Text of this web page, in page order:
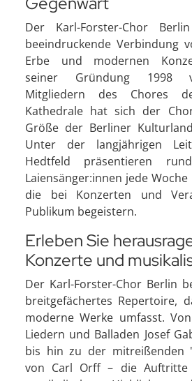
Der Karl-Forster-Chor
beeindruckende Verbindung
Erbe und modernen
seiner Gründung 1998
Mitgliedern des Chores
Kathedrale hat sich der
Größe der Berliner
Unter der langjährigen
Hedtfeld präsentieren
Laiensänger:innen jede
die bei Konzerten und
Publikum begeistern.
Erleben Sie
Konzerte und
Der Karl-Forster-Chor Berlin
breitgefächertes Repertoire,
moderne Werke umfasst.
Liedern und Balladen Josef
bis hin zu der mitreißenden
von Carl Orff – die Auftritte